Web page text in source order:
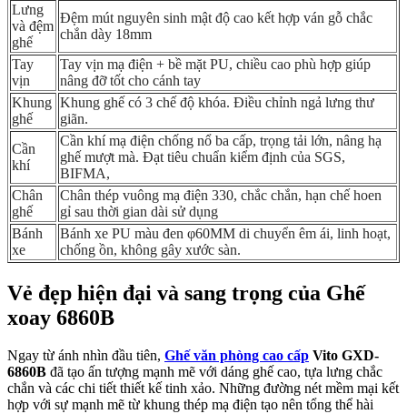
Lưng
và đệm
ghế
Đệm mút nguyên sinh mật độ cao kết hợp ván gỗ chắc
chắn dày 18mm
Tay
vịn
Tay vịn mạ điện + bề mặt PU, chiều cao phù hợp giúp
nâng đỡ tốt cho cánh tay
Khung
ghế
Khung ghế có 3 chế độ khóa. Điều chỉnh ngả lưng thư
giãn.
Cần
khí
Cần khí mạ điện chống nổ ba cấp, trọng tải lớn, nâng hạ
ghế mượt mà. Đạt tiêu chuẩn kiểm định của SGS,
BIFMA,
Chân
ghế
Chân thép vuông mạ điện 330, chắc chắn, hạn chế hoen
gỉ sau thời gian dài sử dụng
Bánh
xe
Bánh xe PU màu đen φ60MM di chuyển êm ái, linh hoạt,
chống ồn, không gây xước sàn.
Vẻ đẹp hiện đại và sang trọng của Ghế
xoay 6860B
Ngay từ ánh nhìn đầu tiên, Ghế văn phòng cao cấp Vito GXD-
6860B đã tạo ấn tượng mạnh mẽ với dáng ghế cao, tựa lưng chắc
chắn và các chi tiết thiết kế tinh xảo. Những đường nét mềm mại kết
hợp với sự mạnh mẽ từ khung thép mạ điện tạo nên tổng thể hài